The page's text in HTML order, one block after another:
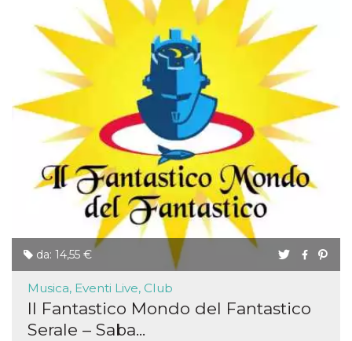
da: 14,55 €
Musica, Eventi Live, Club
Il Fantastico Mondo del Fantastico
Serale – Saba...